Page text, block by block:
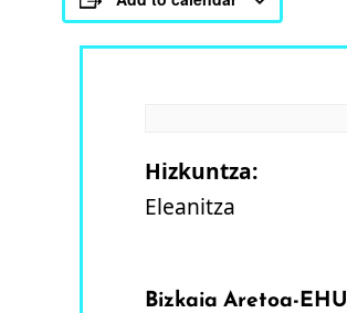
Hizkuntza:
Eleanitza
Bizkaia Aretoa-EHU